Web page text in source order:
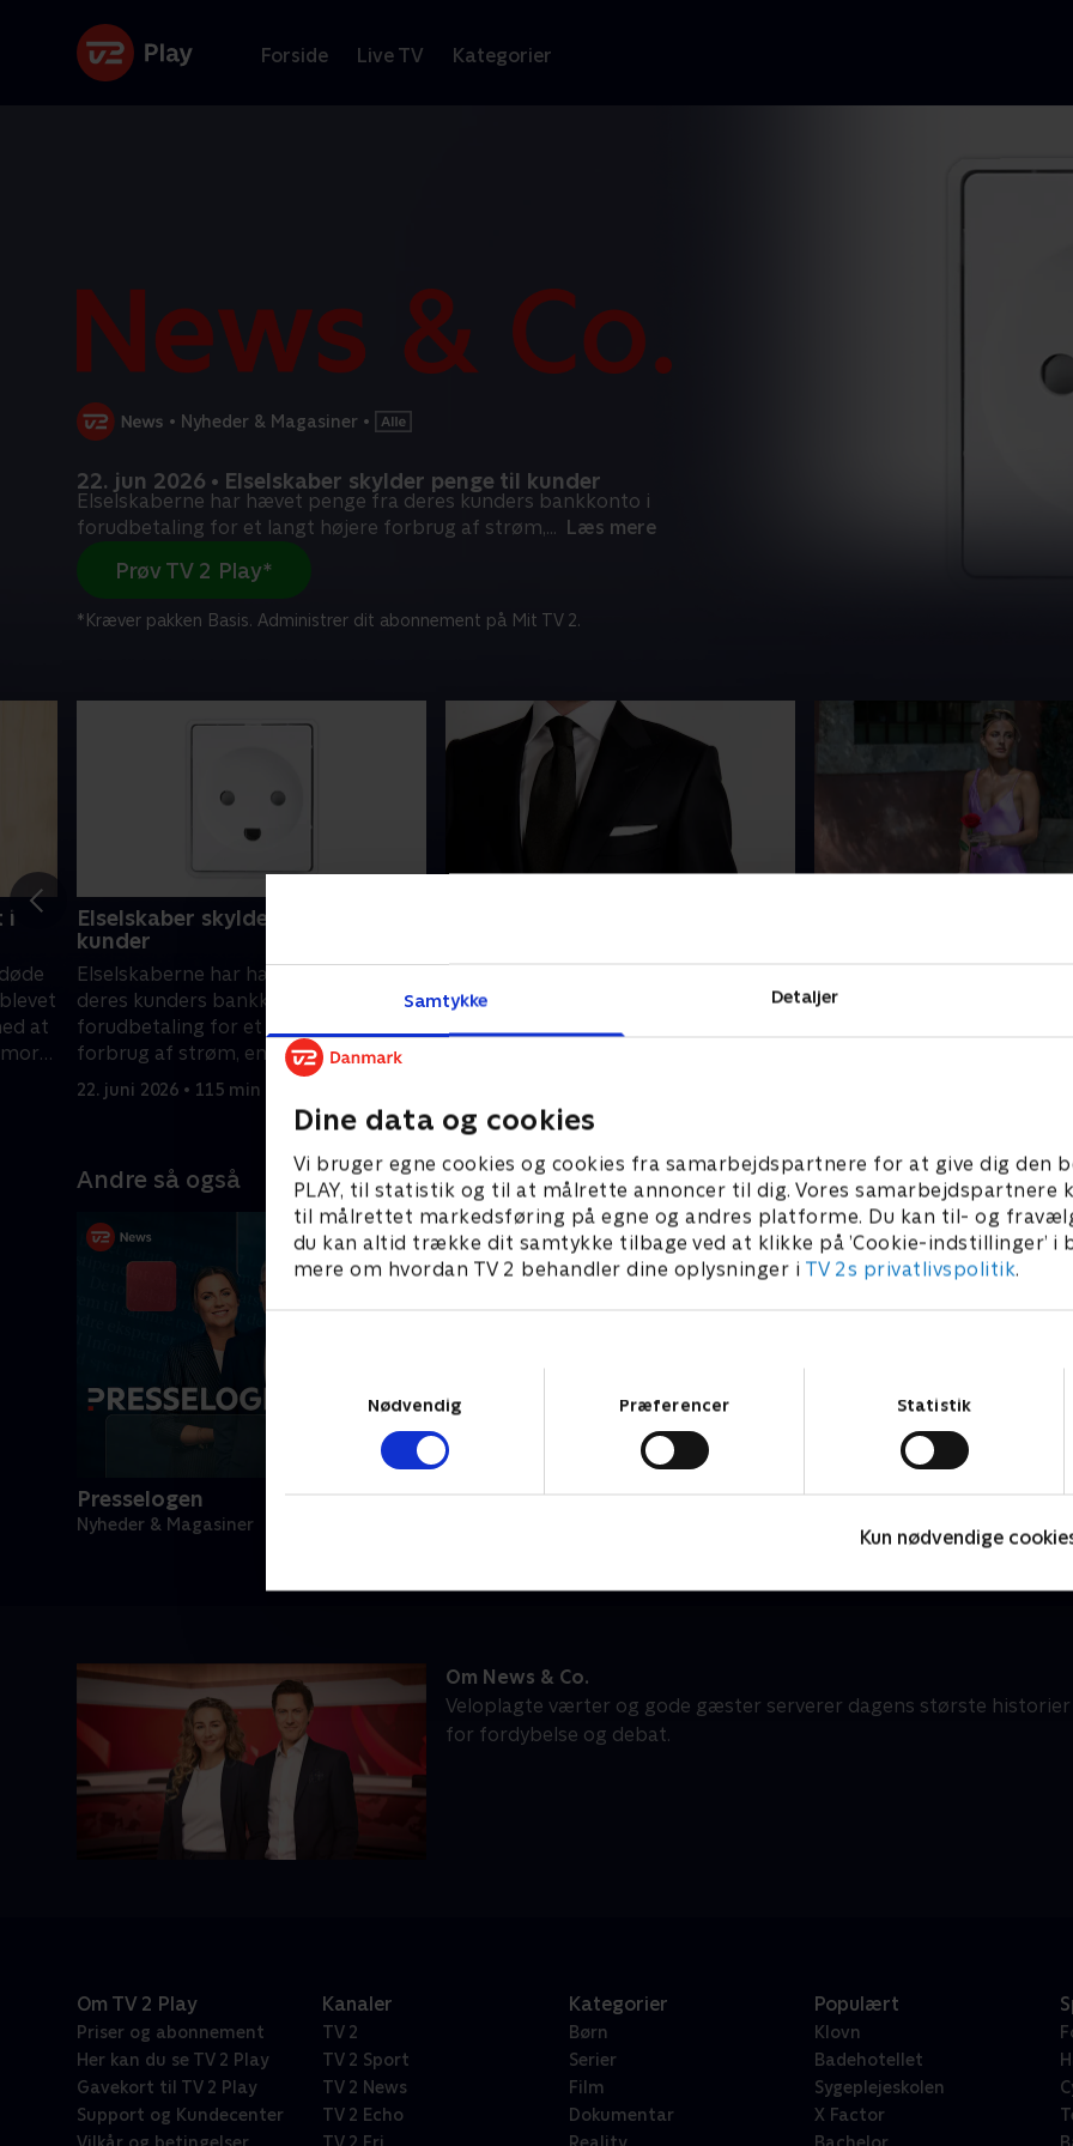
Samtykke Detaljer
Dine data og cookies
Vi bruger egne cookies og cookies fra samarbejdspartnere for at give dig den
PLAY, til statistik og til at målrette annoncer til dig. Vores samarbejdspartnere
til målrettet markedsføring på egne og andres platforme. Du kan til- og
du kan altid trække dit samtykke tilbage ved at klikke på ’Cookie-indstillinger’ i
mere om hvordan TV 2 behandler dine oplysninger i TV 2s privatlivspolitik.
Nødvendig
Præferencer Statistik
Kun nødvendige
Forside Live TV Kategorier
• Nyheder & Magasiner •
22. jun 2026 • Elselskaber skylder penge til kunder
Elselskaberne har hævet penge fra deres kunders bankkonto i
forudbetaling for et langt højere forbrug af strøm,... Læs mere
Prøv TV 2 Play*
*Kræver pakken Basis. Administrer dit abonnement på Mit TV 2.
i
at
Elselskaber skylder penge til
kunder
Elselskaberne har hævet penge fra
deres kunders bankkonto i
forudbetaling for et langt højere
forbrug af strøm, end kunderne reelt
har haft.
22. juni 2026 • 115 min
Lederne angiver, at 24,5 procent af
virksomheder har regler for
mænd - til sidst skal de
Andre så også
Presselogen
Nyheder & Magasiner
Om News & Co.
Veloplagte værter og gode gæster serverer dagens største historier
for fordybelse og debat.
Om TV 2 Play
Priser og abonnement
Her kan du se TV 2 Play
Gavekort til TV 2 Play
Support og Kundecenter
Kanaler
TV 2
TV 2 Sport
TV 2 News
TV 2 Echo
Kategorier
Børn
Serier
Film
Dokumentar
Populært
Klovn
Badehotellet
Sygeplejeskolen
X Factor